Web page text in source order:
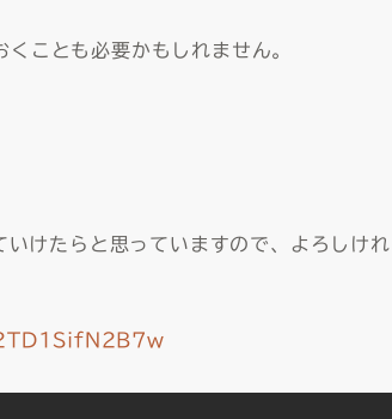
ことも必要かもしれません。
けたらと思っていますので、よろしけれ